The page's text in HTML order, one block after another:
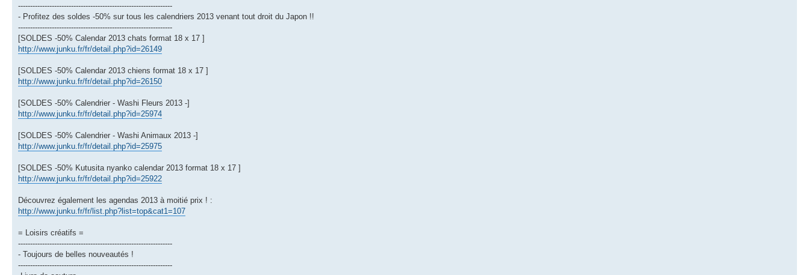
----------------------------------------------------------------
- Profitez des soldes -50% sur tous les calendriers 2013 venant tout droit du Japon !!
----------------------------------------------------------------
[SOLDES -50% Calendar 2013 chats format 18 x 17 ]
http://www.junku.fr/fr/detail.php?id=26149
[SOLDES -50% Calendar 2013 chiens format 18 x 17 ]
http://www.junku.fr/fr/detail.php?id=26150
[SOLDES -50% Calendrier - Washi Fleurs 2013 -]
http://www.junku.fr/fr/detail.php?id=25974
[SOLDES -50% Calendrier - Washi Animaux 2013 -]
http://www.junku.fr/fr/detail.php?id=25975
[SOLDES -50% Kutusita nyanko calendar 2013 format 18 x 17 ]
http://www.junku.fr/fr/detail.php?id=25922
Découvrez également les agendas 2013 à moitié prix ! :
http://www.junku.fr/fr/list.php?list=top&cat1=107
= Loisirs créatifs =
----------------------------------------------------------------
- Toujours de belles nouveautés !
----------------------------------------------------------------